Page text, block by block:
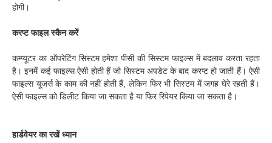
होगी।
करप्ट फाइल स्कैन करें
कम्प्यूटर का ऑपरेटिंग सिस्टम हमेशा पीसी की सिस्टम फाइल्स में बदलाव करता रहता
है। इनमें कई फाइल्स ऐसी होती हैं जो सिस्टम अपडेट के बाद करप्ट हो जाती हैं। ऐसी
फाइल्स यूजर्स के काम की नहीं होती हैं, लेकिन फिर भी सिस्टम में जगह घेरे रहती हैं।
ऐसी फाइल्स को डिलीट किया जा सकता है या फिर रिपेयर किया जा सकता है।
हार्डवेयर का रखें ध्यान